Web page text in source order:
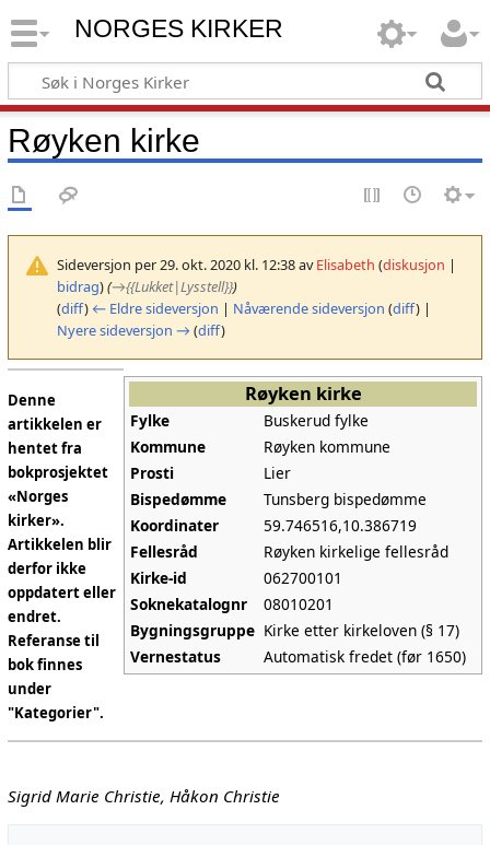
NORGES KIRKER
Røyken kirke
Sideversjon per 29. okt. 2020 kl. 12:38 avElisabeth (diskusjon |
bidrag)(→{{Lukket|Lysstell}})
(diff) ← Eldre sideversjon | Nåværende sideversjon (diff) |
Nyere sideversjon → (diff)
Røyken kirke
Fylke
Buskerud fylke
Kommune
Røyken kommune
Prosti
Lier
Bispedømme
Tunsberg bispedømme
Koordinater
59.746516,10.386719
Fellesråd
Røyken kirkelige fellesråd
Kirke-id
062700101
Soknekatalognr
08010201
Bygningsgruppe Kirke etter kirkeloven (§ 17)
Vernestatus
Automatisk fredet (før 1650)
Denne
artikkelen er
hentet fra
bokprosjektet
«Norges
kirker».
Artikkelen blir
derfor ikke
oppdatert eller
endret.
Referanse til
bok finnes
under
"Kategorier".
Sigrid Marie Christie, Håkon Christie